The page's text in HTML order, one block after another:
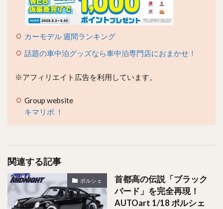
カーモデル 週間ランキング
話題の車中泊グッズなら車中泊専門店におまかせ！
※アフィリエイト広告を利用しています。
Group website
キマリポ ！
関連する記事
ポルシェ
首都高の伝説「ブラック
バード」を完全再現！
AUTOart 1/18 ポルシェ